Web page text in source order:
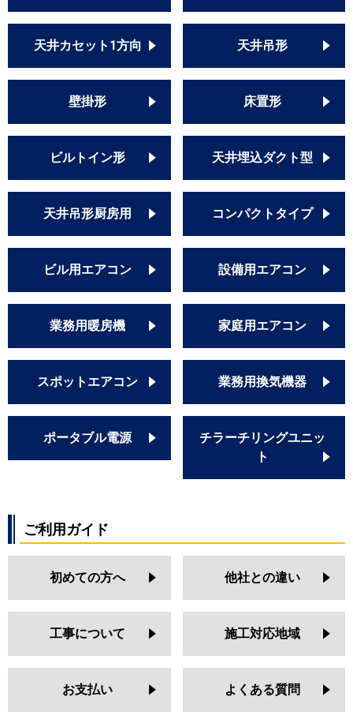
天井カセット1方向 天井吊形
壁掛形 床置形
ビルトイン形 天井埋込ダクト型
天井吊形厨房用 コンパクトタイプ
ビル用エアコン 設備用エアコン
業務用暖房機 家庭用エアコン
スポットエアコン 業務用換気機器
ポータブル電源
チラーチリングユニッ
ト
ご利用ガイド
初めての方へ 他社との違い
工事について 施工対応地域
お支払い よくある質問